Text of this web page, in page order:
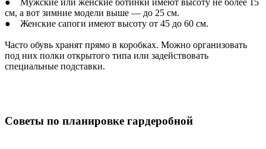
см, а вот зимние модели выше — до 25 см.
● Женские сапоги имеют высоту от 45 до 60 см.
Часто обувь хранят прямо в коробках. Можно организовать
под них полки открытого типа или задействовать
специальные подставки.
Советы по планировке гардеробной